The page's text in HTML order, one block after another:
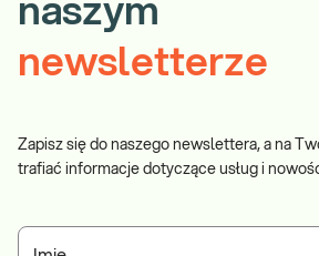
naszym
newsletterze
Zapisz się do naszego newslettera, a na
trafiać informacje dotyczące usług i